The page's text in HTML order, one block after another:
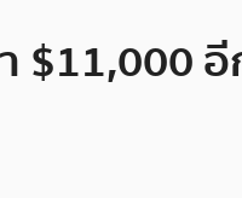
$11,000